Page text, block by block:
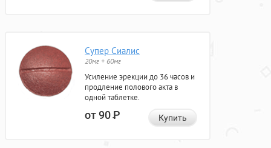
Супер Сиалис
20мг + 60мг
Усиление эрекции до 36 часов и
продление полового акта в
одной таблетке.
от 90Р Купить